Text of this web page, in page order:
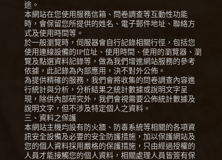
途。
本網站在您使用服務信箱、問卷調查等互動性功能
時，會保留您所提供的姓名、電子郵件地址、聯絡方
式及使用時間等。
於一般瀏覽時，伺服器會自行記錄相關行徑，包括您
使用連線設備的IP位址、使用時間、使用的瀏覽器、瀏
覽及點選資料記錄等，做為我們增進網站服務的參考
依據，此記錄為內部應用，決不對外公佈。
為提供精確的服務，我們會將收集的問卷調查內容進
行統計與分析，分析結果之統計數據或說明文字呈
現，除供內部研究外，我們會視需要公佈統計數據及
說明文字，但不涉及特定個人之資料。
三、資料之保護
本網站主機均設有防火牆、防毒系統等相關的各項資
訊安全設備及必要的安全防護措施，加以保護網站及
您的個人資料採用嚴格的保護措施，只由經過授權的
人員才能接觸您的個人資料，相關處理人員皆簽有保